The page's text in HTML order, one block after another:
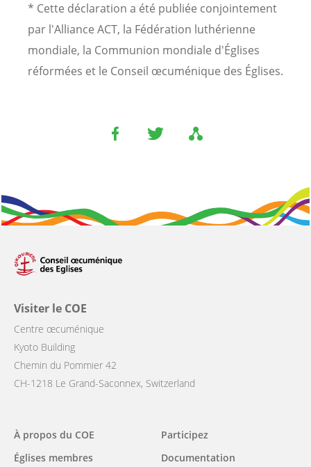
* Cette déclaration a été publiée conjointement
par l'Alliance ACT, la Fédération luthérienne
mondiale, la Communion mondiale d'Églises
réformées et le Conseil œcuménique des Églises.
Visiter le COE
Centre œcuménique
Kyoto Building
Chemin du Pommier 42
CH-1218 Le Grand-Saconnex, Switzerland
Main
navigation
À propos du COE
Églises membres
Participez
Documentation